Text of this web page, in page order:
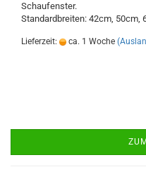
Schaufenster.
Standardbreiten: 42cm, 50cm,
Lieferzeit: ca. 1 Woche